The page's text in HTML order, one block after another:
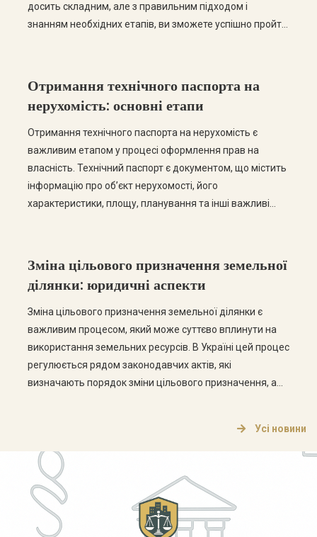
досить складним, але з правильним підходом і
знанням необхідних етапів, ви зможете успішно пройти
Отримання технічного паспорта на
нерухомість: основні етапи
Отримання технічного паспорта на нерухомість є
важливим етапом у процесі оформлення прав на
власність. Технічний паспорт є документом, що містить
інформацію про об’єкт нерухомості, його
характеристики, площу, планування та інші важливі
технічного паспорта […]
Зміна цільового призначення земельної
ділянки: юридичні аспекти
Зміна цільового призначення земельної ділянки є
важливим процесом, який може суттєво вплинути на
використання земельних ресурсів. В Україні цей процес
регулюється рядом законодавчих актів, які
визначають порядок зміни цільового призначення, а
Цільове призначення земельної ділянки визначає, для
яких цілей може використовуватися земельна […]
Усі новини